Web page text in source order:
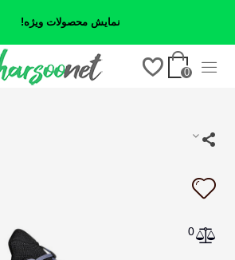
نمایش محصولات ویژه!
0
0